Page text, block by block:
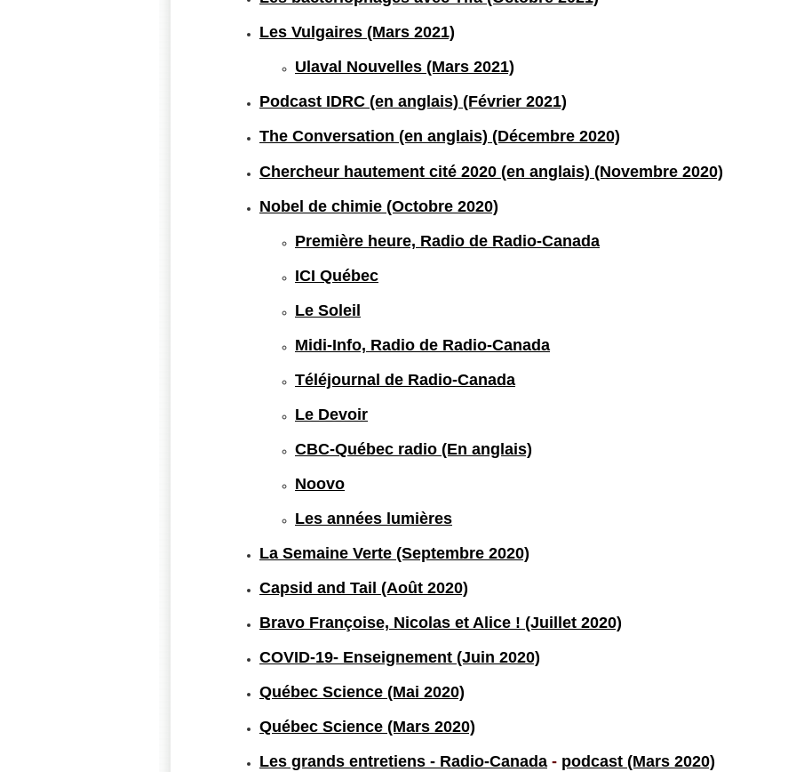
Les Vulgaires (Mars 2021)
Ulaval Nouvelles (Mars 2021)
Podcast IDRC (en anglais) (Février 2021)
The Conversation (en anglais) (Décembre 2020)
Chercheur hautement cité 2020 (en anglais) (Novembre 2020)
Nobel de chimie (Octobre 2020)
Première heure, Radio de Radio-Canada
ICI Québec
Le Soleil
Midi-Info, Radio de Radio-Canada
Téléjournal de Radio-Canada
Le Devoir
CBC-Québec radio (En anglais)
Noovo
Les années lumières
La Semaine Verte (Septembre 2020)
Capsid and Tail (Août 2020)
Bravo Françoise, Nicolas et Alice ! (Juillet 2020)
COVID-19- Enseignement (Juin 2020)
Québec Science (Mai 2020)
Québec Science (Mars 2020)
Les grands entretiens - Radio-Canada - podcast (Mars 2020)